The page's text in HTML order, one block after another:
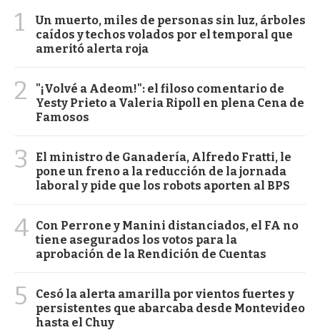
1
Un muerto, miles de personas sin luz, árboles
caídos y techos volados por el temporal que
ameritó alerta roja
2
"¡Volvé a Adeom!": el filoso comentario de
Yesty Prieto a Valeria Ripoll en plena Cena de
Famosos
3
El ministro de Ganadería, Alfredo Fratti, le
pone un freno a la reducción de la jornada
laboral y pide que los robots aporten al BPS
4 Con Perrone y Manini distanciados, el FA no
tiene asegurados los votos para la
aprobación de la Rendición de Cuentas
5
Cesó la alerta amarilla por vientos fuertes y
persistentes que abarcaba desde Montevideo
hasta el Chuy